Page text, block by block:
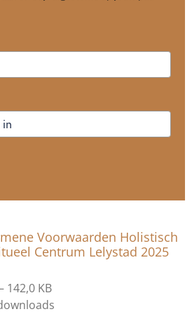
Voorwaarden Holistisch
Centrum Lelystad 2025
142,0 KB